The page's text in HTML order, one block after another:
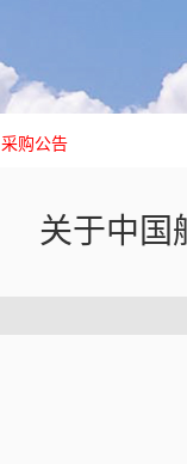
采购公告
关于中国